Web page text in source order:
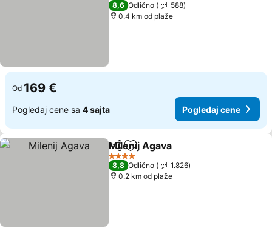
8,6 Odlično
588
0.4 km od plaže
Od 169 €
Pogledaj cene sa 4 sajta Pogledaj cene
Deli Dodati u favorite
Milenij Agava
4 Zvezdice
8,8 Odlično
1.826
0.2 km od plaže